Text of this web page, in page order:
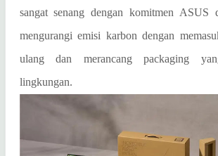
sangat senang dengan komitmen ASUS
mengurangi emisi karbon dengan
ulang dan merancang packaging
lingkungan.